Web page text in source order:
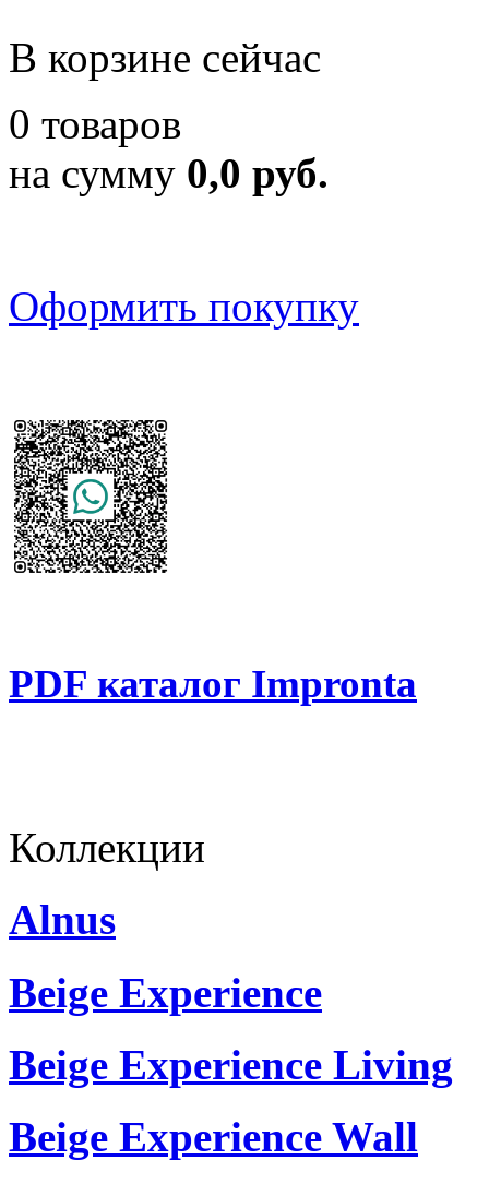
В корзине сейчас
0 товаров
на сумму 0,0 руб.
Оформить покупку
PDF каталог Impronta
Коллекции
Alnus
Beige Experience
Beige Experience Living
Beige Experience Wall